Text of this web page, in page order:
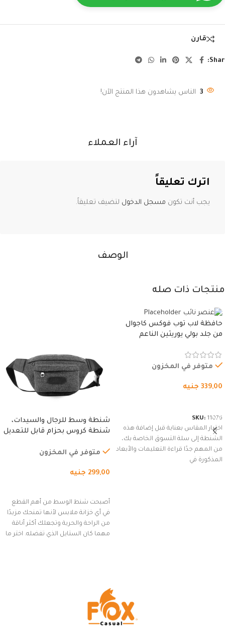
قارن
3 الناس يشاهدون هذا المنتج الآن!
الوصف
آراء العملاء
اترك تعليقاً
يجب أنت تكون مسجل الدخول لتضيف تعليقاً.
منتجات ذات صله
حافظة لاب توب فوكس كاجوال
من جلد بولي يوريثين الناعم
وسوستة.
متوفر في المخزون
339,00 جنيه
SKU: 11076
اختيار المقاس بعناية قبل إضافة هذه
الشنطة إلى سلة التسوق الخاصة بك،
من المهم جدًا قراءة التعليمات والأبعاد
المذكورة في
شنطة وسط للرجال والسيدات،
شنطة كروس بحزام قابل للتعديل
السفر، الجري العادي، المشي
(رمادي)
متوفر في المخزون
299,00 جنيه
أصبحت شنط الوسط من أهم القطع
في أي خزانة ملابس لأنها تمنحك مزيدًا
من الراحة والحرية وتجعلك أكثر أناقة
مهما كان الستايل الذي تفضله. اختر ما